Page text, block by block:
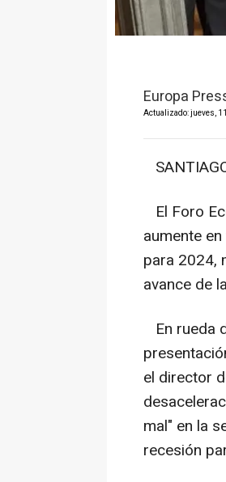
Europa
Actualizado: jueves,
El Foro
aumente
para 2024,
avance de
En rueda
el director
mal" en la
recesión